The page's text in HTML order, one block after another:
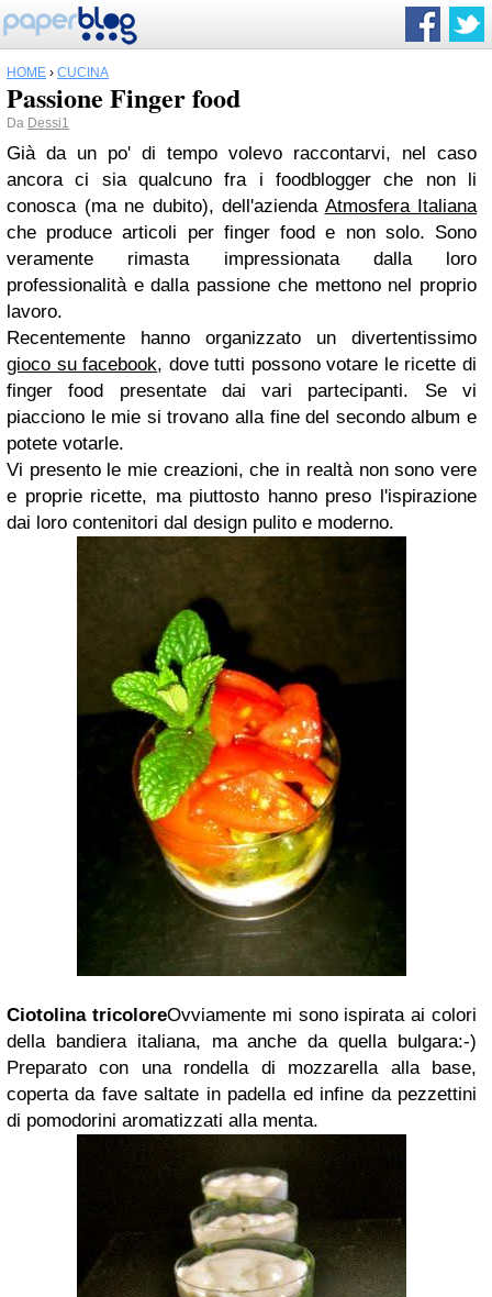
HOME › CUCINA
Passione Finger food
Da Dessi1
Già da un po' di tempo volevo raccontarvi, nel caso
ancora ci sia qualcuno fra i foodblogger che non li
conosca (ma ne dubito), dell'azienda Atmosfera Italiana
che produce articoli per finger food e non solo. Sono
veramente rimasta impressionata dalla loro
professionalità e dalla passione che mettono nel proprio
lavoro.
Recentemente hanno organizzato un divertentissimo
gioco su facebook, dove tutti possono votare le ricette di
finger food presentate dai vari partecipanti. Se vi
piacciono le mie si trovano alla fine del secondo album e
potete votarle.
Vi presento le mie creazioni, che in realtà non sono vere
e proprie ricette, ma piuttosto hanno preso l'ispirazione
dai loro contenitori dal design pulito e moderno.
Ciotolina tricoloreOvviamente mi sono ispirata ai colori
della bandiera italiana, ma anche da quella bulgara:-)
Preparato con una rondella di mozzarella alla base,
coperta da fave saltate in padella ed infine da pezzettini
di pomodorini aromatizzati alla menta.